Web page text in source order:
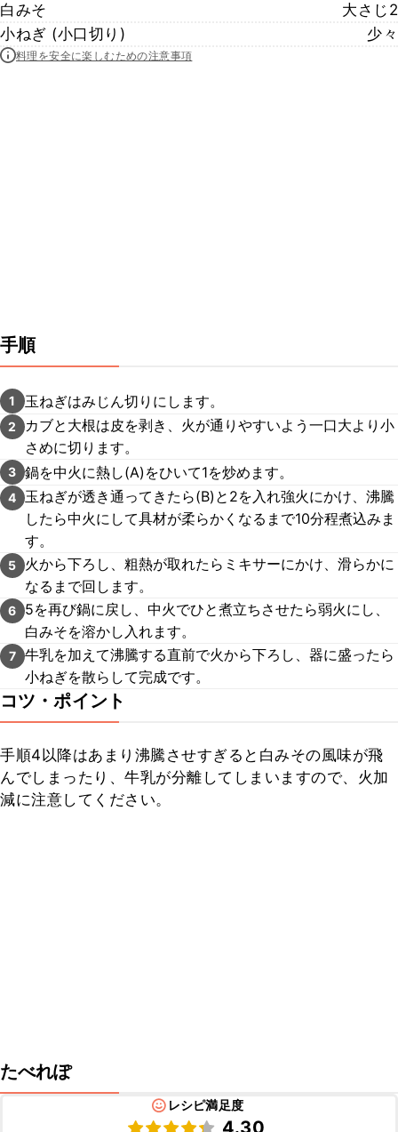
白みそ
大さじ2
小ねぎ (小口切り)
少々
料理を安全に楽しむための注意事項
手順
1 玉ねぎはみじん切りにします。
2
カブと大根は皮を剥き、火が通りやすいよう一口大より小
さめに切ります。
3 鍋を中火に熱し(A)をひいて1を炒めます。
4
玉ねぎが透き通ってきたら(B)と2を入れ強火にかけ、沸騰
したら中火にして具材が柔らかくなるまで10分程煮込みま
す。
5
火から下ろし、粗熱が取れたらミキサーにかけ、滑らかに
なるまで回します。
6
5を再び鍋に戻し、中火でひと煮立ちさせたら弱火にし、
白みそを溶かし入れます。
7 牛乳を加えて沸騰する直前で火から下ろし、器に盛ったら
小ねぎを散らして完成です。
コツ・ポイント
手順4以降はあまり沸騰させすぎると白みその風味が飛
んでしまったり、牛乳が分離してしまいますので、火加
減に注意してください。
たべれぽ
レシピ満足度
4.30